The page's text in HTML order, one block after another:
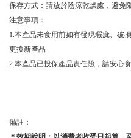
保存方式：請放於陰涼乾燥處，避免
注意事項：
1.本產品未食用前如有發現瑕疵、破
更換新產品
2.本產品已投保產品責任險，請安心
備註：